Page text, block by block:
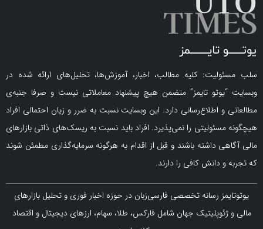
کلیه مطالب، اخبار، آموزش‌ها، تحلیل‌های ارائه شده در
تایمز” متضمن هیچ پیشنهاد معاملاتی نیست و صرفا جنبه‌ی
اطلاع‌رسانی دارد. این وبسایت نسبت به ضرر و زیان احتمالی افراد
را نمی‌پذیرد. افراد باید نسبت به ریسک‌های ذاتی بازارهای
داشته باشند و قبل از اقدام به هرگونه سرمایه‌گذاری مطمئن شوند
دانش کافی را دارند.
رسانه تخصصی فارسی‌زبان در حوزه اخبار فوری و تحلیل بازارهای
جهان شامل فارکس، طلا، سهام، ارزهای دیجیتال و اقتصاد